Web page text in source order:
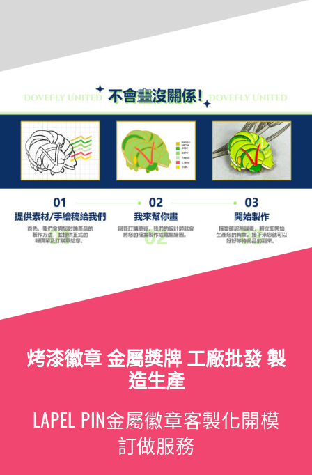
烤漆徽章 金屬獎牌 工廠批發 製
造生產
LAPEL PIN金屬徽章客製化開模
訂做服務